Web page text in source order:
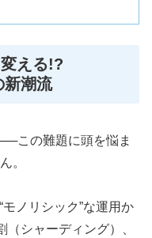
える!?
潮流
この難題に頭を悩ま
。
ノリシック”な運用か
（シャーディング）、